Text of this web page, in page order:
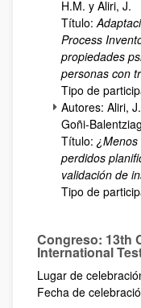
H.M. y Aliri, J.
Título:
Process
propiedades
personas con
Tipo de
Autores: Aliri,
Goñi-
Título:
perdidos
validación de
Tipo de
Congreso: 13th
International
Lugar de
Fecha de